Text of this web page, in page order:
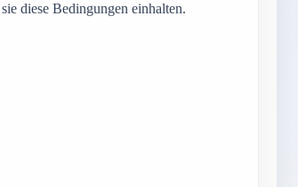
diese Bedingungen einhalten.